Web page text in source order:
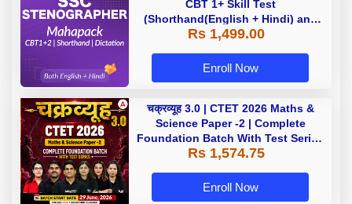
CBT 1+ Skill Test
(Shorthand(English + Hindi) and
Dictation) | By Adda247
Rs 1,499.00
Enroll Now
चक्रव्यूह 3.0 | CTET 2026 Maths &
Science Paper -2 | Complete
Foundation Batch With Test Series
| Online Live Classes by Adda247
Rs 1,574.75
Enroll Now